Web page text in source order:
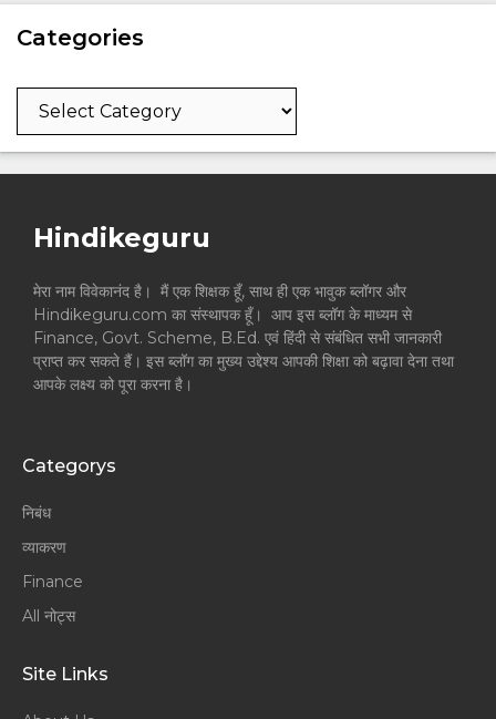
Categories
Categories
Hindikeguru
मेरा नाम विवेकानंद है। मैं एक शिक्षक हूँ, साथ ही एक भावुक ब्लॉगर और
Hindikeguru.com का संस्थापक हूँ। आप इस ब्लॉग के माध्यम से
Finance, Govt. Scheme, B.Ed. एवं हिंदी से संबंधित सभी जानकारी
प्राप्त कर सकते हैं। इस ब्लॉग का मुख्य उद्देश्य आपकी शिक्षा को बढ़ावा देना तथा
आपके लक्ष्य को पूरा करना है।
Categorys
निबंध
व्याकरण
Finance
All नोट्स
Site Links